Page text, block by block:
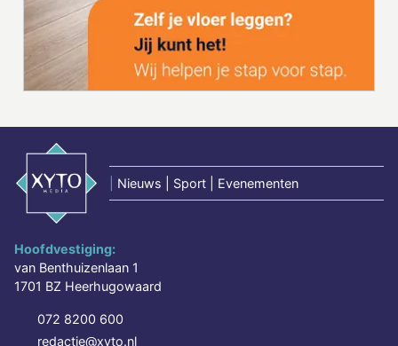
Nieuws | Sport | Evenementen
Hoofdvestiging:
van Benthuizenlaan 1
1701 BZ Heerhugowaard
072 8200 600
redactie@xyto.nl